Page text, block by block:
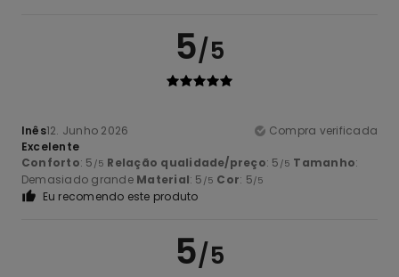
5/5
Inês12. Junho 2026
Compra verificada
Excelente
Conforto: 5 /5 Relação qualidade/preço: 5 /5 Tamanho:
Demasiado grande Material: 5 /5 Cor: 5/5
Eu recomendo este produto
5/5